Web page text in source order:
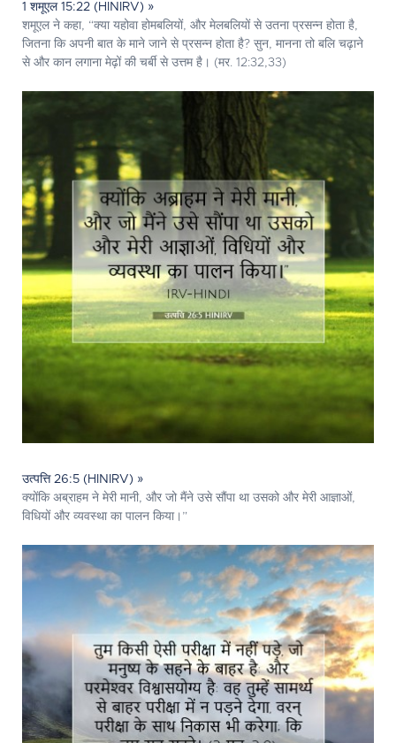
1 शमूएल 15:22 (HINIRV) »
शमूएल ने कहा, “क्या यहोवा होमबलियों, और मेलबलियों से उतना प्रसन्‍न होता है,
जितना कि अपनी बात के माने जाने से प्रसन्‍न होता है? सुन, मानना तो बलि चढ़ाने
से और कान लगाना मेढ़ों की चर्बी से उत्तम है। (मर. 12:32,33)
उत्पत्ति 26:5 (HINIRV) »
क्योंकि अब्राहम ने मेरी मानी, और जो मैंने उसे सौंपा था उसको और मेरी आज्ञाओं,
विधियों और व्यवस्था का पालन किया।”